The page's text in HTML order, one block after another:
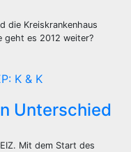
die Kreiskrankenhaus
geht es 2012 weiter?
Unterschied
Mit dem Start des